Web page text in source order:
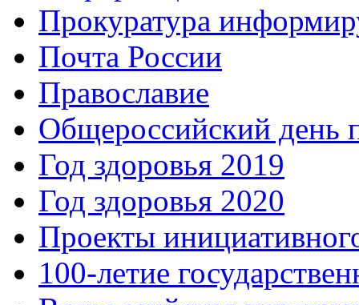
Прокуратура
Почта России
Православие
Общероссийский день
Год здоровья 2019
Год здоровья 2020
Проекты
100-летие